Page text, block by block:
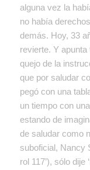
alguna vez la
no había
demás. Hoy, 33
revierte. Y
quejo de la
que por saludar
pegó con una
un tiempo con
estando de
de saludar como
suboficial, Nancy
rol 117’), sólo dije